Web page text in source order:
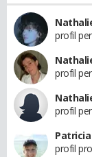
profil
profil
profil
Patricia
profil